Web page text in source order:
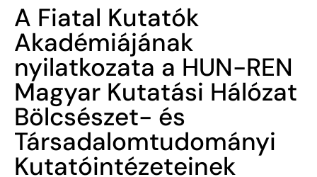
A Fiatal Kutatók
Akadémiájának
nyilatkozata a HUN-REN
Magyar Kutatási Hálózat
Bölcsészet- és
Társadalomtudományi
Kutatóintézeteinek